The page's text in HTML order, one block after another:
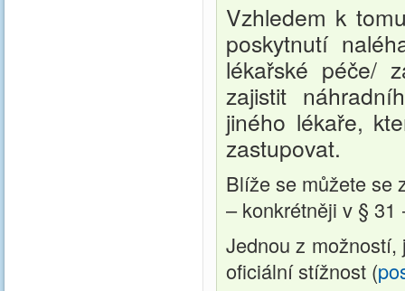
Vzhledem k
poskytnutí
lékařské péče/
zajistit
jiného lékaře,
zastupovat.
Blíže se můžete se
– konkrétněji v § 31
Jednou z
oficiální stížnost (